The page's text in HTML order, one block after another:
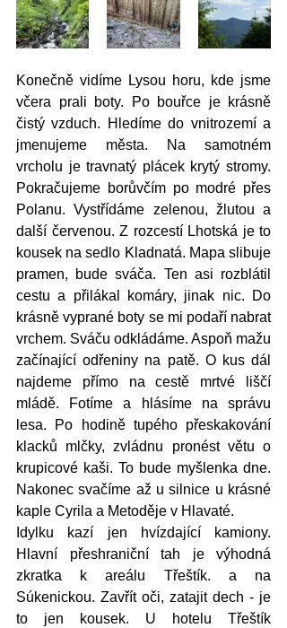
Konečně vidíme Lysou horu, kde jsme
včera prali boty. Po bouřce je krásně
čistý vzduch. Hledíme do vnitrozemí a
jmenujeme města. Na samotném
vrcholu je travnatý plácek krytý stromy.
Pokračujeme borůvčím po modré přes
Polanu. Vystřídáme zelenou, žlutou a
další červenou. Z rozcestí Lhotská je to
kousek na sedlo Kladnatá. Mapa slibuje
pramen, bude sváča. Ten asi rozblátil
cestu a přilákal komáry, jinak nic. Do
krásně vyprané boty se mi podaří nabrat
vrchem. Sváču odkládáme. Aspoň mažu
začínající odřeniny na patě. O kus dál
najdeme přímo na cestě mrtvé liščí
mládě. Fotíme a hlásíme na správu
lesa. Po hodině tupého přeskakování
klacků mlčky, zvládnu pronést větu o
krupicové kaši. To bude myšlenka dne.
Nakonec svačíme až u silnice u krásné
kaple Cyrila a Metoděje v Hlavaté.
Idylku kazí jen hvízdající kamiony.
Hlavní přeshraniční tah je výhodná
zkratka k areálu Třeštík. a na
Súkenickou. Zavřít oči, zatajit dech - je
to jen kousek. U hotelu Třeštík